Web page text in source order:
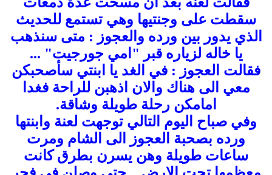
سقطت على وجنتيها وهي تستمع للحديث
الذي يدور بين ورده والعجوز : متى سنذهب
يا خاله لزياره قبر "امي جورجيت" ...
فقالت العجوز : في الغد يا ابنتي سأصحبكن
معي الى هناك والان اذهبن للراحة فغدا
امامكن رحلة طويلة وشاقة.
وفي صباح اليوم التالي توجهت لعنة وابنتها
ورده بصحبة العجوز الى الشام ومرت
ساعات طويلة وهن يسرن بطرق كانت